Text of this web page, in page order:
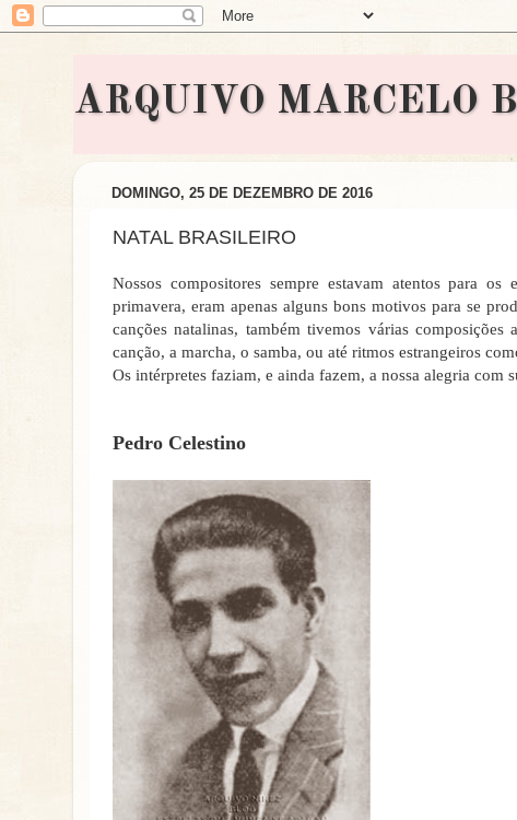
ARQUIVO MARCELO
DOMINGO, 25 DE DEZEMBRO DE 2016
NATAL BRASILEIRO
Nossos compositores sempre estavam atentos para
primavera, eram apenas alguns bons motivos para se
canções natalinas, também tivemos várias
canção, a marcha, o samba, ou até ritmos estrangeiros
Os intérpretes faziam, e ainda fazem, a nossa alegria com
Pedro Celestino